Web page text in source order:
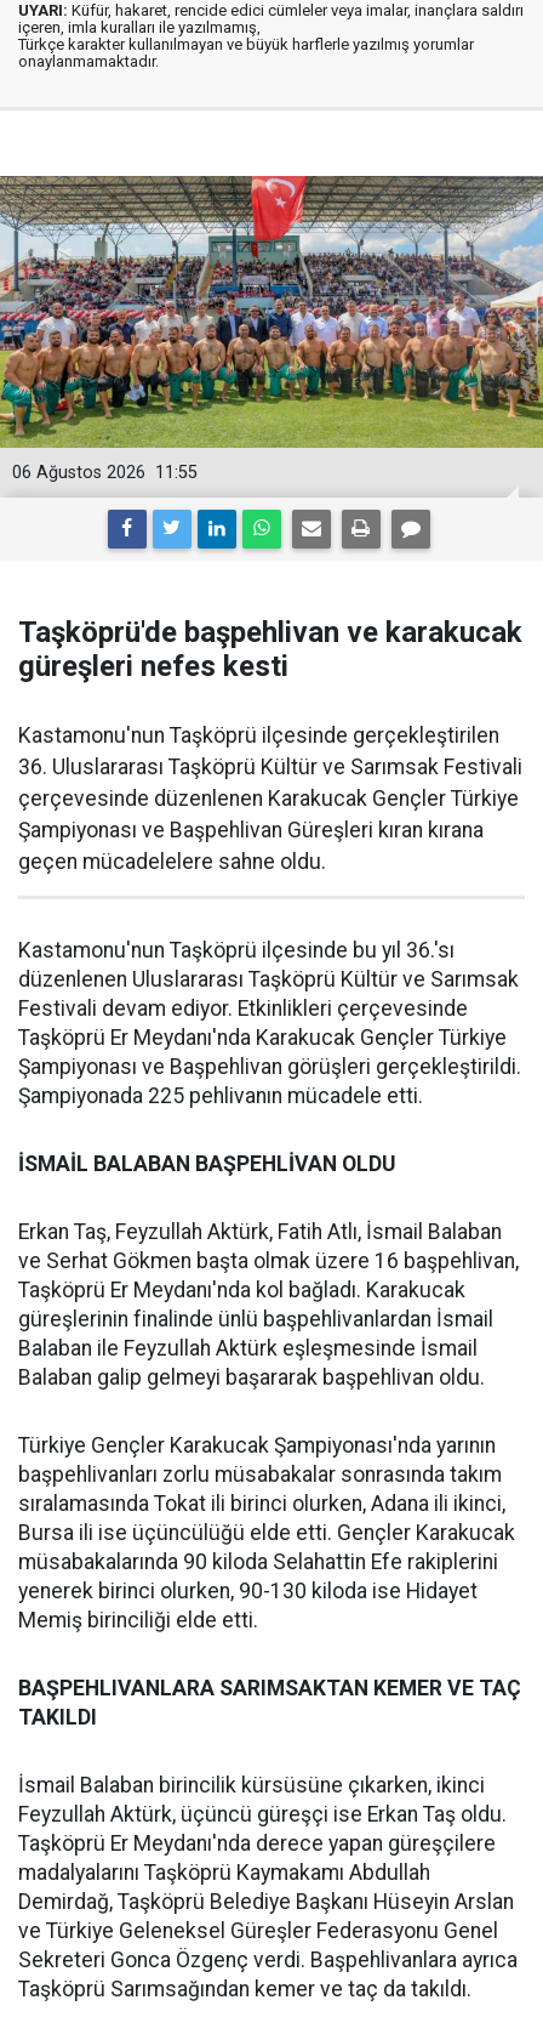
UYARI: Küfür, hakaret, rencide edici cümleler veya imalar, inançlara saldırı
içeren, imla kuralları ile yazılmamış,
Türkçe karakter kullanılmayan ve büyük harflerle yazılmış yorumlar
onaylanmamaktadır.
11:55
06 Ağustos 2026
Taşköprü'de başpehlivan ve karakucak
güreşleri nefes kesti
Kastamonu'nun Taşköprü ilçesinde gerçekleştirilen
36. Uluslararası Taşköprü Kültür ve Sarımsak Festivali
çerçevesinde düzenlenen Karakucak Gençler Türkiye
Şampiyonası ve Başpehlivan Güreşleri kıran kırana
geçen mücadelelere sahne oldu.
Kastamonu'nun Taşköprü ilçesinde bu yıl 36.'sı
düzenlenen Uluslararası Taşköprü Kültür ve Sarımsak
Festivali devam ediyor. Etkinlikleri çerçevesinde
Taşköprü Er Meydanı'nda Karakucak Gençler Türkiye
Şampiyonası ve Başpehlivan görüşleri gerçekleştirildi.
Şampiyonada 225 pehlivanın mücadele etti.
İSMAİL BALABAN BAŞPEHLİVAN OLDU
Erkan Taş, Feyzullah Aktürk, Fatih Atlı, İsmail Balaban
ve Serhat Gökmen başta olmak üzere 16 başpehlivan,
Taşköprü Er Meydanı'nda kol bağladı. Karakucak
güreşlerinin finalinde ünlü başpehlivanlardan İsmail
Balaban ile Feyzullah Aktürk eşleşmesinde İsmail
Balaban galip gelmeyi başararak başpehlivan oldu.
Türkiye Gençler Karakucak Şampiyonası'nda yarının
başpehlivanları zorlu müsabakalar sonrasında takım
sıralamasında Tokat ili birinci olurken, Adana ili ikinci,
Bursa ili ise üçüncülüğü elde etti. Gençler Karakucak
müsabakalarında 90 kiloda Selahattin Efe rakiplerini
yenerek birinci olurken, 90-130 kiloda ise Hidayet
Memiş birinciliği elde etti.
BAŞPEHLIVANLARA SARIMSAKTAN KEMER VE TAÇ
TAKILDI
İsmail Balaban birincilik kürsüsüne çıkarken, ikinci
Feyzullah Aktürk, üçüncü güreşçi ise Erkan Taş oldu.
Taşköprü Er Meydanı'nda derece yapan güreşçilere
madalyalarını Taşköprü Kaymakamı Abdullah
Demirdağ, Taşköprü Belediye Başkanı Hüseyin Arslan
ve Türkiye Geleneksel Güreşler Federasyonu Genel
Sekreteri Gonca Özgenç verdi. Başpehlivanlara ayrıca
Taşköprü Sarımsağından kemer ve taç da takıldı.